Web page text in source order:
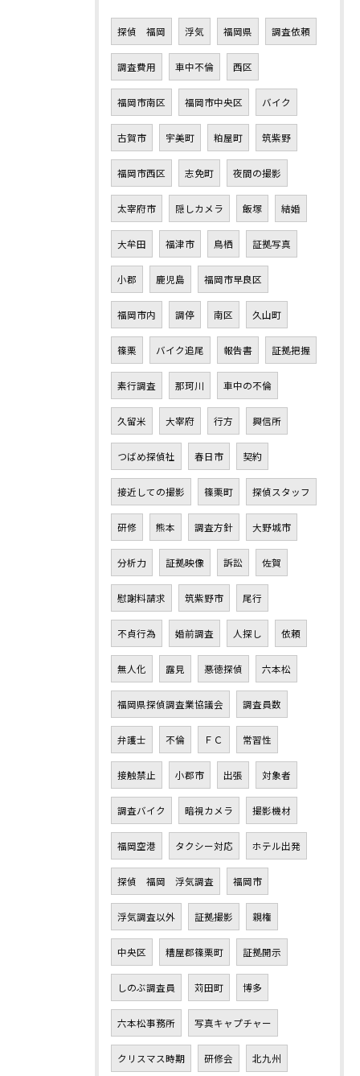
探偵 福岡 浮気 福岡県 調査依頼
調査費用 車中不倫 西区
福岡市南区 福岡市中央区 バイク
古賀市 宇美町 粕屋町 筑紫野
福岡市西区 志免町 夜間の撮影
太宰府市 隠しカメラ 飯塚 結婚
大牟田 福津市 鳥栖 証拠写真
小郡 鹿児島 福岡市早良区
福岡市内 調停 南区 久山町
篠栗 バイク追尾 報告書 証拠把握
素行調査 那珂川 車中の不倫
久留米 大宰府 行方 興信所
つばめ探偵社 春日市 契約
接近しての撮影 篠栗町 探偵スタッフ
研修 熊本 調査方針 大野城市
分析力 証拠映像 訴訟 佐賀
慰謝料請求 筑紫野市 尾行
不貞行為 婚前調査 人探し 依頼
無人化 露見 悪徳探偵 六本松
福岡県探偵調査業協議会 調査員数
弁護士 不倫 ＦＣ 常習性
接触禁止 小郡市 出張 対象者
調査バイク 暗視カメラ 撮影機材
福岡空港 タクシー対応 ホテル出発
探偵 福岡 浮気調査 福岡市
浮気調査以外 証拠撮影 親権
中央区 糟屋郡篠栗町 証拠開示
しのぶ調査員 苅田町 博多
六本松事務所 写真キャプチャー
クリスマス時期 研修会 北九州